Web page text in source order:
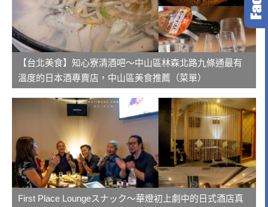
【台北美食】知心寮清酒吧～中山區林森北路九條通最有
溫度的日本酒專賣店，中山區美食推薦（菜單）
First Place Loungeスナック～華燈初上劇中的日式酒店真